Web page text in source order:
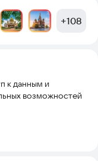
+108
к данным и
возможностей